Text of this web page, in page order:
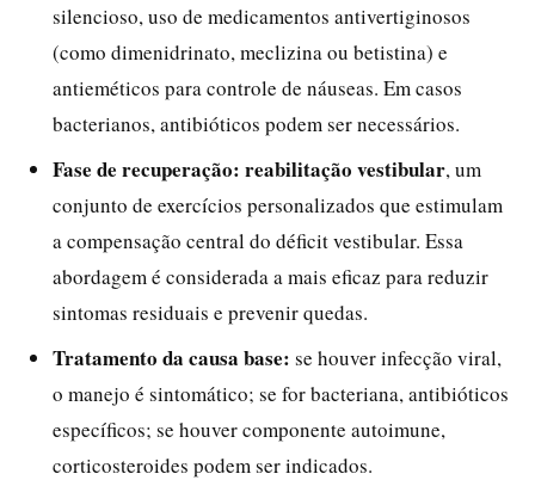
silencioso, uso de medicamentos antivertiginosos
(como dimenidrinato, meclizina ou betistina) e
antieméticos para controle de náuseas. Em casos
bacterianos, antibióticos podem ser necessários.
Fase de recuperação: reabilitação vestibular, um
conjunto de exercícios personalizados que estimulam
a compensação central do déficit vestibular. Essa
abordagem é considerada a mais eficaz para reduzir
sintomas residuais e prevenir quedas.
Tratamento da causa base: se houver infecção viral,
o manejo é sintomático; se for bacteriana, antibióticos
específicos; se houver componente autoimune,
corticosteroides podem ser indicados.